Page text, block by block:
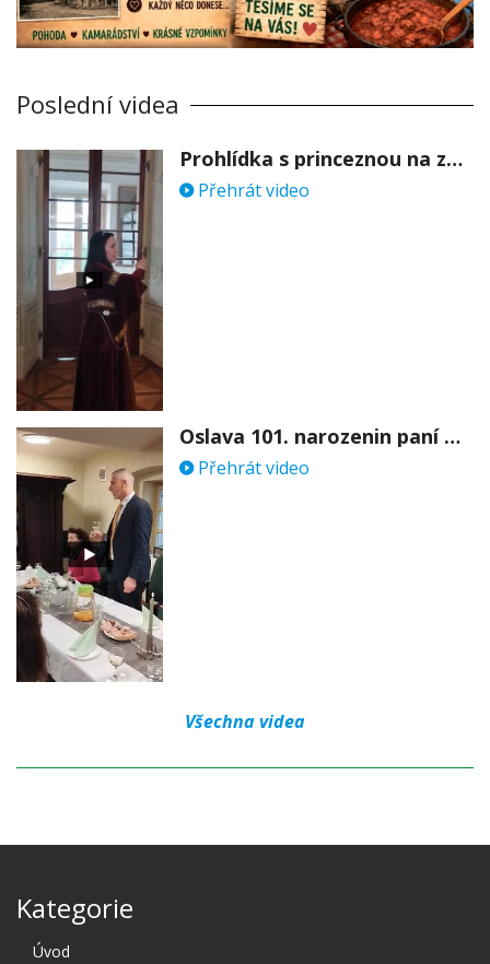
Poslední videa
Prohlídka s princeznou na zámku Stekník
Přehrát video
Oslava 101. narozenin paní Věry Skořepové
Přehrát video
Všechna videa
Kategorie
Úvod